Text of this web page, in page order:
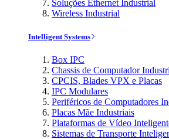
Soluções Ethernet Industrial
Wireless Industrial
Intelligent Systems
Box IPC
Chassis de Computador
CPCIS, Blades VPX e Placas
IPC Modulares
Periféricos de Computadores
Placas Mãe Industriais
Plataformas de Vídeo
Sistemas de Transporte